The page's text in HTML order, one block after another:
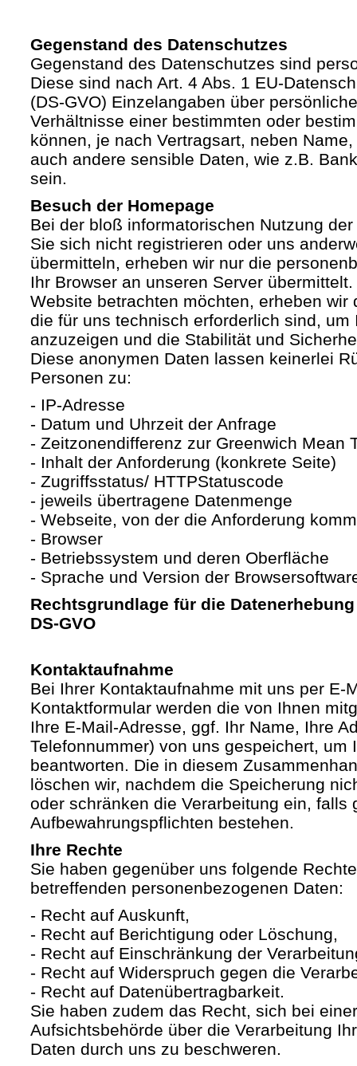
Gegenstand des Datenschutzes
Gegenstand des Datenschutzes sind
Diese sind nach Art. 4 Abs. 1 EU-
(DS-GVO) Einzelangaben über
Verhältnisse einer bestimmten oder
können, je nach Vertragsart, neben
auch andere sensible Daten, wie z.B.
sein.
Besuch der Homepage
Bei der bloß informatorischen Nutzung
Sie sich nicht registrieren oder uns
übermitteln, erheben wir nur die
Ihr Browser an unseren Server
Website betrachten möchten, erheben wir
die für uns technisch erforderlich sind, um
anzuzeigen und die Stabilität und
Diese anonymen Daten lassen keinerlei
Personen zu:
- IP-Adresse
- Datum und Uhrzeit der Anfrage
- Zeitzonendifferenz zur Greenwich Mean
- Inhalt der Anforderung (konkrete Seite)
- Zugriffsstatus/ HTTPStatuscode
- jeweils übertragene Datenmenge
- Webseite, von der die Anforderung
- Browser
- Betriebssystem und deren Oberfläche
- Sprache und Version der
Rechtsgrundlage für die
DS-GVO
Kontaktaufnahme
Bei Ihrer Kontaktaufnahme mit uns per E-
Kontaktformular werden die von Ihnen
Ihre E-Mail-Adresse, ggf. Ihr Name, Ihre
Telefonnummer) von uns gespeichert, um
beantworten. Die in diesem
löschen wir, nachdem die Speicherung
oder schränken die Verarbeitung ein, falls
Aufbewahrungspflichten bestehen.
Ihre Rechte
Sie haben gegenüber uns folgende
betreffenden personenbezogenen Daten:
- Recht auf Auskunft,
- Recht auf Berichtigung oder Löschung,
- Recht auf Einschränkung der
- Recht auf Widerspruch gegen die
- Recht auf Datenübertragbarkeit.
Sie haben zudem das Recht, sich bei
Aufsichtsbehörde über die Verarbeitung
Daten durch uns zu beschweren.